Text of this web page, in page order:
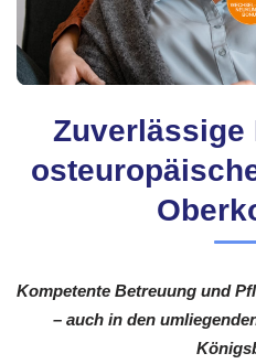
Zuverlässige
Kompetente Betreuung und
– auch in den